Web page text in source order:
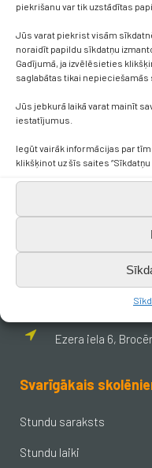
piekrišanu var tik uzstādītas
Jūs varat piekrist visām
noraidīt papildu sīkdatņu
Gadījumā, ja izvēlēsieties
saglabātas tikai nepieciešamās
Jūs jebkurā laikā varat mainīt
iestatījumus.
Iegūt vairāk informācijas par
klikšķinot uz šīs saites “Sīkdatņu
Kontakti
Ezera iela 6,
Svarīgākais
Stundu saraksts
Stundu laiki